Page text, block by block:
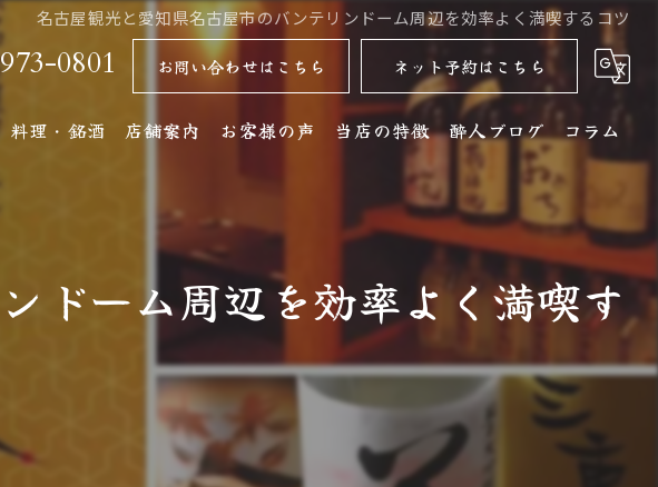
名古屋観光と愛知県名古屋市のバンテリンドーム周辺を効率よく満喫するコツ
0801 お問い合わせはこちら ネット予約はこちら
料理・銘酒
厳選銘酒・地元の銘酒
店舗案内
店舗詳細
アクセス
お客様の声 当店の特徴
名古屋コーチン
コース
ディナー
酔人ブログ コラム
ドーム周辺を効率よく満喫す